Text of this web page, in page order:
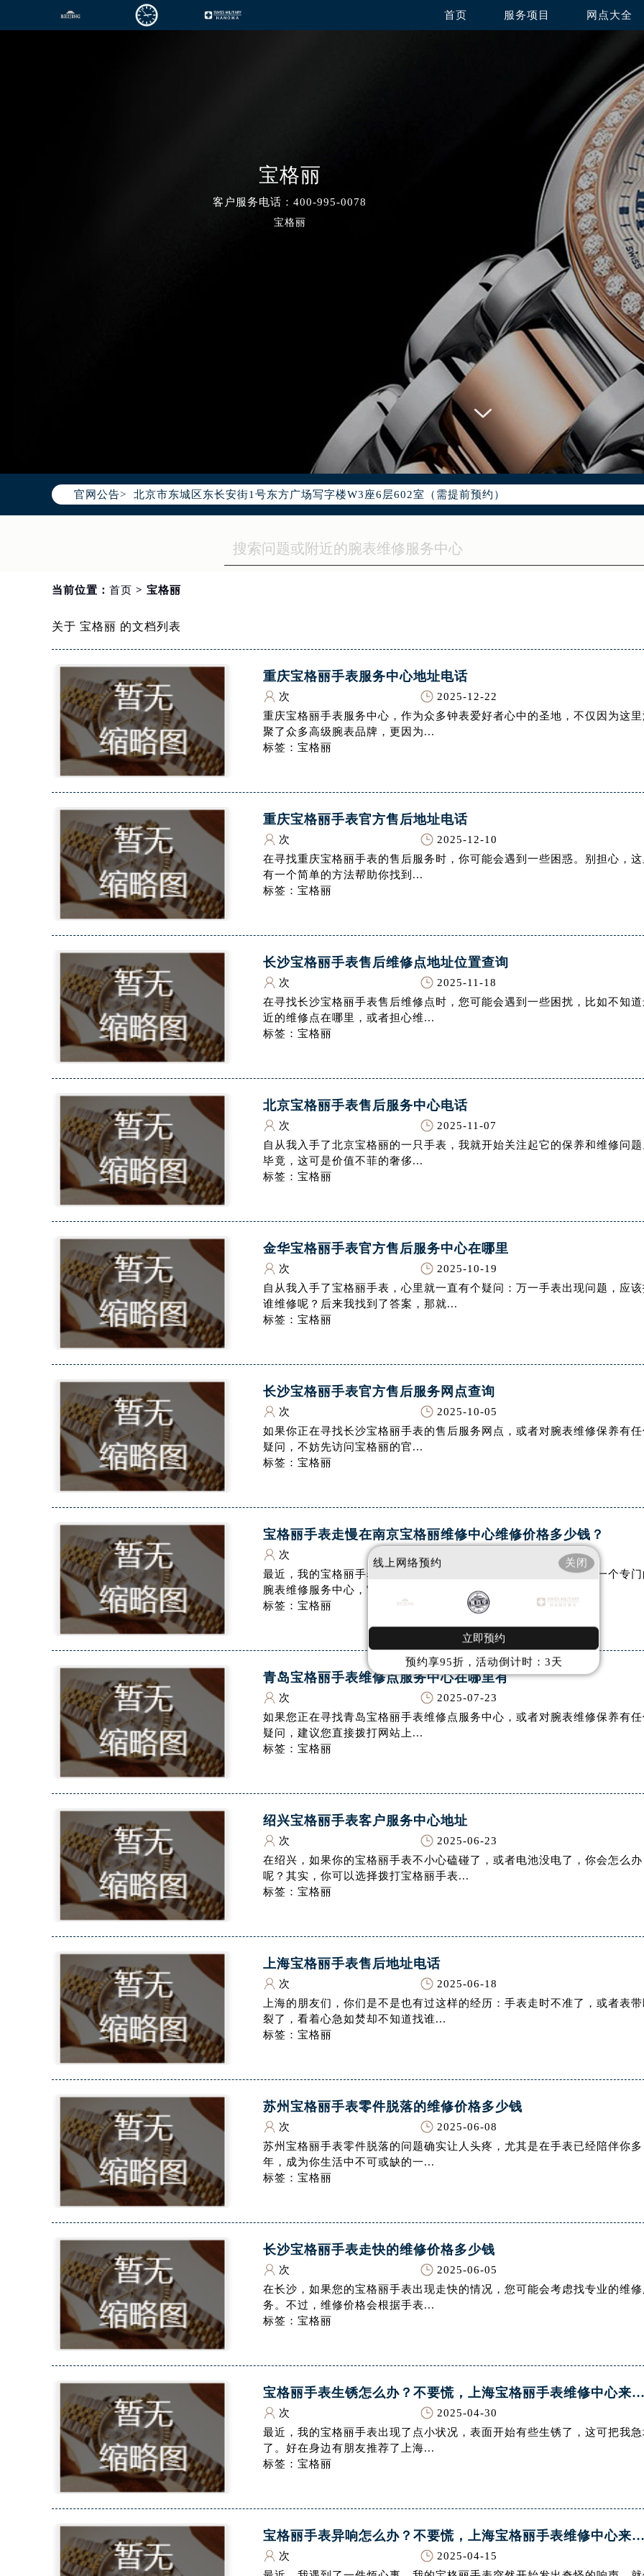
首页 服务项目 网点大全
宝格丽
客户服务电话：400-995-0078
宝格丽
官网公告>
2026年8月腕表网全国官方售后客户服务热线：400-995-0078
腕表网官方全国统一服务热线400-995-0078，服务覆盖中国大陆、香港、澳门、台湾全部区域（非
2026年8月腕表网售后服务中心最新网点地址：
北京市朝阳区建国门外大街甲6号华熙国际中心写字楼D座11层1102室（北京总部）（需提前预约）
北京市东城区东长安街1号东方广场写字楼W3座6层602室（需提前预约）
天津市和平区赤峰道136号天津国际金融中心写字楼26层2603室（需提前预约）
上海市徐汇区虹桥路3号港汇中心写字楼2座37层3705室（需提前预约）
南京市秦淮区中山南路1号（新街口）南京中心写字楼22层C1-1室（需提前预约）
徐州市鼓楼区淮海东路29号苏宁广场IFC国际金融中心写字楼35层3508室（需提前预约）
盐城市盐都区世纪大道5号盐城金融城写字楼1号楼16层1604室（需提前预约）
宁波市江北区大闸南路500号来福士广场办公楼20层2009室（需提前预约）
杭州市上城区钱江路1366号华润大厦写字楼A座5层503-5室（需提前预约）
金华市金东区东市南街777号金华万达广场写字楼4号楼22层2209室（需提前预约）
绍兴市越城区胜利东路379号世茂天际中心写字楼8层805室（需提前预约）
嘉兴市南湖区广益路705号嘉兴世界贸易中心写字楼A座13层1304室（需提前预约）
南昌市红谷滩新区红谷中大道998号绿地双子塔（中央广场）A1座办公楼14层07室（需提前预约）
济南市历下区经十路11111号华润中心写字楼（万象城）15层1508室（需提前预约）
广州市天河区天河路230号万菱汇国际中心写字楼A塔7层704室（需提前预约）
广州市越秀区环市东路371-375号世界贸易中心大厦南塔写字楼15层07室（需提前预约）
深圳市罗湖区深南东路5001号华润大厦写字楼17层1701室（需提前预约）
惠州市惠城区江北文昌一路7号华贸大厦写字楼1座30层05室（需提前预约）
厦门市思明区湖滨东路95号华润大厦写字楼B座11层1104室（需提前预约）
福州市鼓楼区五四路128-1号恒力城写字楼15层03室（需提前预约）
成都市锦江区人民东路6号SAC东原中心写字楼24层2406B室（需提前预约）
重庆市江北区观音桥步行街2号融恒时代广场写字楼9层902室（需提前预约）
长沙市芙蓉区定王台街道建湘路393号世茂环球金融中心写字楼（芙蓉广场）10层13室（需提前预约
郑州市二七区铭功路10号华润大厦写字楼29层2905室（需提前预约）
太原市迎泽区解放路15号亨得利名表服务中心（品牌授权店）3层整层（需提前预约）
沈阳市沈河区中街路137号亨得利名表服务中心（品牌授权店）1层整层（需提前预约）
沈阳市沈河区中街路83号亨得利名表服务中心（品牌授权店）1层整层（需提前预约）
乌鲁木齐市天山区红山路26号时代广场（CCMALL）C座17层17-B（需提前预约）
温州市鹿城区锦绣路1067号置信广场10层1015室（需提前预约）
哈尔滨市道里区友谊西路600号富力中心T2座写字楼29层03室（需提前预约）
大连市中山区人民路15号国际金融大厦7层G室（需提前预约）
佛山市禅城区季华五路57号万科金融中心C座12层1205室（需提前预约）
东莞市东城街道鸿福东路1号民盈国贸中心T1写字楼9层907室（需提前预约）
无锡市梁溪区人民中路139号恒隆广场写字楼1座11层1104室（需提前预约）
南通市崇川区工农路57号圆融广场写字楼16层1603室（需提前预约）
苏州市苏州工业园区星港街199号苏州中心办公楼C座22层08室（需提前预约）
武汉市江汉区解放大道686号世界贸易大厦38层09室（需提前预约）
南宁市青秀区金湖路59号地王大厦12楼1224室（需提前预约）
合肥市蜀山区潜山路111号万象城华润大厦B座12楼03室（需提前预约）
泉州市丰泽区宝洲路729号浦西万达中心写字楼A座7楼709室（需提前预约）
青岛市南区山东路6号华润大厦B座22层04室（需提前预约）
长春市朝阳区西安大路727号中银大厦A座(旺进大厦)18层09室（需提前预约）
贵阳市南明区都司高架桥路33号亨特国际金融中心14楼14D（需提前预约）
昆明市盘龙区北京路928号同德昆明广场写字楼10层06室（需提前预约）
石家庄市长安区中山东路39号勒泰中心写字楼B座13层07室（需提前预约）
西安市碑林区南关正街88号华侨城长安国际中心E座6楼10室（需提前预约）
海口市龙华区金贸东路5号海口华润大厦B座17层1707室（需提前预约）
内蒙古自治区呼和浩特市玉泉区大学西街70号华润万象城写字楼（鄂尔多斯大厦）23层2326室（需
甘肃省兰州市七里河区西津西路16号兰州中心写字楼21层2102室（需提前预约）
重庆市解放碑渝中区民权路28号英利国际金融中心写字楼20层01室（需提前预约）
黑龙江省大庆市萨尔图区会战大街腕表网售后服务中心（需提前预约）
黑龙江省鹤岗市向阳区红军路腕表网售后服务中心（需提前预约）
黑龙江省黑河市爱辉区中央街腕表网售后服务中心（需提前预约）
黑龙江省鸡西市鸡冠区红军路腕表网售后服务中心（需提前预约）
黑龙江省佳木斯市向阳区长安路腕表网售后服务中心（需提前预约）
黑龙江省牡丹江市东安区太平路腕表网售后服务中心（需提前预约）
黑龙江省七台河市桃山区大同街腕表网售后服务中心（需提前预约）
黑龙江省齐齐哈尔市龙沙区龙华路腕表网售后服务中心（需提前预约）
黑龙江省双鸭山市尖山区新兴大街腕表网售后服务中心（需提前预约）
吉林省白城市洮北区明仁南街腕表网售后服务中心（需提前预约）
吉林省白山市浑江区浑江大街腕表网售后服务中心（需提前预约）
吉林省吉林市船营区河南街腕表网售后服务中心（需提前预约）
吉林省辽源市龙山区人民大街腕表网售后服务中心（需提前预约）
吉林省梅河口市新华街道梅河大街腕表网售后服务中心（需提前预约）
吉林省四平市铁东区紫气大路与南九经街交汇处腕表网售后服务中心（需提前预约）
吉林省通化市东昌区环通乡江南大街腕表网售后服务中心（需提前预约）
吉林省延边市延吉市解放路腕表网售后服务中心（需提前预约）
辽宁省鞍山市铁东区站前街腕表网售后服务中心（需提前预约）
辽宁省本溪市平山区胜利路腕表网售后服务中心（需提前预约）
辽宁省朝阳市双塔区新华路腕表网售后服务中心（需提前预约）
辽宁省丹东市振兴区七经街腕表网售后服务中心（需提前预约）
辽宁省阜新市海州区解放大街腕表网售后服务中心（需提前预约）
辽宁省葫芦岛市连山区中央路腕表网售后服务中心（需提前预约）
辽宁省锦州市古塔区中央大街腕表网售后服务中心（需提前预约）
辽宁省辽阳市白塔区新运大街腕表网售后服务中心（需提前预约）
辽宁省盘锦市兴隆台区石油大街腕表网售后服务中心（需提前预约）
辽宁省铁岭市银州区南马路腕表网售后服务中心（需提前预约）
辽宁省营口市站前区市府路与渤海大街交叉口腕表网售后服务中心（需提前预约）
辽宁省沈阳市沈河区中街路137号亨得利名表维修授权店1楼腕表网售后服务中心（需提前预约）
辽宁省沈阳市沈河区中街路83号亨得利名表维修授权店1楼腕表网售后服务中心（需提前预约）
北京市朝阳区建国门外大街甲6号华熙国际中心D座11层1102室腕表网售后服务中心（北京总部）（
北京市东城区东长安街1号王府井东方广场W3座6层602室腕表网售后服务中心（需提前预约）
河北省保定市竞秀区朝阳北大街北国先天下腕表网售后服务中心（需提前预约）
内蒙古自治区阿拉善盟市左旗土尔扈特大街腕表网售后服务中心（需提前预约）
内蒙古自治区巴彦淖尔市临河区新华街腕表网售后服务中心（需提前预约）
内蒙古自治区包头市青山区幸福路甲3号王府井百货名表维修腕表网售后服务中心（需提前预约）
内蒙古自治区赤峰市红山区哈达街腕表网售后服务中心（需提前预约）
内蒙古自治区鄂尔多斯市东胜区伊金霍洛街腕表网售后服务中心（需提前预约）
内蒙古自治区呼伦贝尔市海拉尔区中央街腕表网售后服务中心（需提前预约）
内蒙古自治区通辽市科尔沁区明仁大街腕表网售后服务中心（需提前预约）
内蒙古自治区乌海市海勃湾区人民南路腕表网售后服务中心（需提前预约）
内蒙古自治区乌兰察布市集宁区恩和大街腕表网售后服务中心（需提前预约）
内蒙古自治区锡林郭勒盟市锡林浩特市光明街与额尔敦路交叉口腕表网售后服务中心（需提前预约）
内蒙古自治区兴安盟市乌兰浩特市兴安大街腕表网售后服务中心（需提前预约）
山西省大同市平城区迎宾街腕表网售后服务中心（需提前预约）
当前位置： 首页 > 宝格丽
关于 宝格丽 的文档列表
重庆宝格丽手表服务中心地址电话
次
2025-12-22
重庆宝格丽手表服务中心，作为众多钟表爱好者心中的圣地，不仅因为这
聚了众多高级腕表品牌，更因为...
标签：宝格丽
重庆宝格丽手表官方售后地址电话
次
2025-12-10
在寻找重庆宝格丽手表的售后服务时，你可能会遇到一些困惑。别担心，
有一个简单的方法帮助你找到...
标签：宝格丽
长沙宝格丽手表售后维修点地址位置查询
次
2025-11-18
在寻找长沙宝格丽手表售后维修点时，您可能会遇到一些困扰，比如不知
近的维修点在哪里，或者担心维...
标签：宝格丽
北京宝格丽手表售后服务中心电话
次
2025-11-07
自从我入手了北京宝格丽的一只手表，我就开始关注起它的保养和维修问
毕竟，这可是价值不菲的奢侈...
标签：宝格丽
金华宝格丽手表官方售后服务中心在哪里
次
2025-10-19
自从我入手了宝格丽手表，心里就一直有个疑问：万一手表出现问题，应
谁维修呢？后来我找到了答案，那就...
标签：宝格丽
长沙宝格丽手表官方售后服务网点查询
次
2025-10-05
如果你正在寻找长沙宝格丽手表的售后服务网点，或者对腕表维修保养有
疑问，不妨先访问宝格丽的官...
标签：宝格丽
宝格丽手表走慢在南京宝格丽维修中心维修价格多少钱？
次
2025-09-28
最近，我的宝格丽手表开始走慢了，这让我有些担心。好在南京有一个专
腕表维修服务中心，它就位于南...
标签：宝格丽
青岛宝格丽手表维修点服务中心在哪里有
次
2025-07-23
如果您正在寻找青岛宝格丽手表维修点服务中心，或者对腕表维修保养有
疑问，建议您直接拨打网站上...
标签：宝格丽
绍兴宝格丽手表客户服务中心地址
次
2025-06-23
在绍兴，如果你的宝格丽手表不小心磕碰了，或者电池没电了，你会怎么办
呢？其实，你可以选择拨打宝格丽手表...
标签：宝格丽
上海宝格丽手表售后地址电话
次
2025-06-18
上海的朋友们，你们是不是也有过这样的经历：手表走时不准了，或者表
裂了，看着心急如焚却不知道找谁...
标签：宝格丽
苏州宝格丽手表零件脱落的维修价格多少钱
次
2025-06-08
苏州宝格丽手表零件脱落的问题确实让人头疼，尤其是在手表已经陪伴你多
年，成为你生活中不可或缺的一...
标签：宝格丽
长沙宝格丽手表走快的维修价格多少钱
次
2025-06-05
在长沙，如果您的宝格丽手表出现走快的情况，您可能会考虑找专业的维
务。不过，维修价格会根据手表...
标签：宝格丽
宝格丽手表生锈怎么办？不要慌，上海宝格丽手表维修中心来帮忙
次
2025-04-30
最近，我的宝格丽手表出现了点小状况，表面开始有些生锈了，这可把我
了。好在身边有朋友推荐了上海...
标签：宝格丽
宝格丽手表异响怎么办？不要慌，上海宝格丽手表维修中心来帮忙
次
2025-04-15
线上网络预约 关闭
立即预约
预约享95折，活动倒计时：3天